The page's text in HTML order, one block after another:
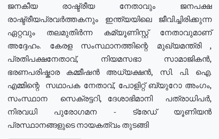
ജനകീയ രാഷ്ട്രീയ നേതാവും ജനപക്ഷ
രാഷ്ട്രീയപ്രവർത്തകനും ഇന്ത്യയിലെ ജീവിച്ചിരിക്കുന്ന
ഏറ്റവും തലമുതിർന്ന കമ്യൂണിസ്റ്റ് നേതാവുമാണ്
അദ്ദേഹം. കേരള സംസ്ഥാനത്തിന്റെ മുഖ്യമന്ത്രി ,
പ്രതിപക്ഷനേതാവ്, നിയമസഭാ സാമാജികൻ,
ഭരണപരിഷ്കാര കമ്മീഷൻ അധ്യക്ഷൻ, സി. പി. ഐ.
എമ്മിന്റെ സഥാപക നേതാവ്, പോളിറ്റ് ബ്യുറോ അംഗം,
സംസ്ഥാന സെക്രട്ടറി, ദേശാഭിമാനി പത്രാധിപർ,
നിരവധി പുരോഗമന - ട്രേഡ് യൂണിയൻ
പ്രസ്ഥാനങ്ങളുടെ നായകത്വം തുടങ്ങി